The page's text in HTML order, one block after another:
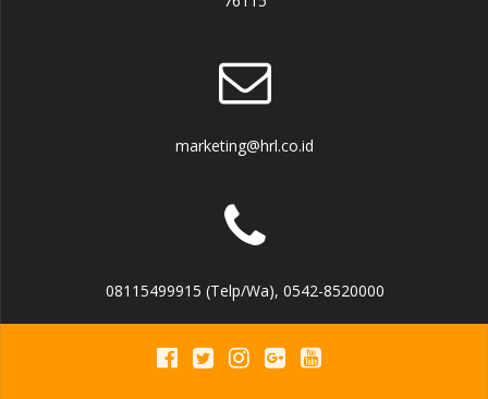
marketing@hrl.co.id
08115499915 (Telp/Wa), 0542-8520000